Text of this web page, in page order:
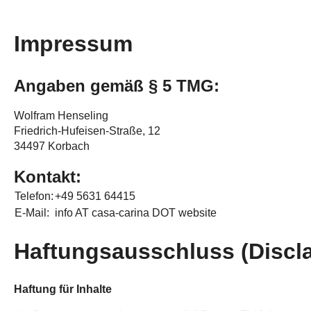
Impressum
Angaben gemäß § 5 TMG:
Wolfram Henseling
Friedrich-Hufeisen-Straße, 12
34497 Korbach
Kontakt:
Telefon:+49 5631 64415
E-Mail: info AT casa-carina DOT website
Haftungsausschluss
Haftung für Inhalte